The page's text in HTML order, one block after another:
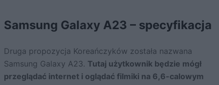
Samsung Galaxy A23 – specyfikacja
Druga propozycja Koreańczyków została nazwana
Samsung Galaxy A23. Tutaj użytkownik będzie mógł
przeglądać internet i oglądać filmiki na 6,6-calowym